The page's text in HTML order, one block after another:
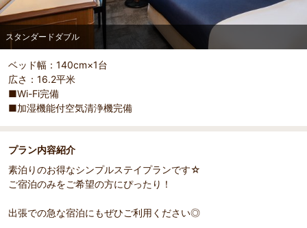
スタンダードダブル
ベッド幅：140cm×1台
広さ：16.2平米
■Wi-Fi完備
■加湿機能付空気清浄機完備
プラン内容紹介
素泊りのお得なシンプルステイプランです☆
ご宿泊のみをご希望の方にぴったり！
出張での急な宿泊にもぜひご利用ください◎
部屋詳細
スタンダードダブル